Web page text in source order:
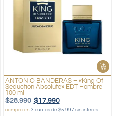
ANTONIO BANDERAS – «King Of
Seduction Absolute» EDT Hombre
100 ml
$28.990 $17.990
compra en 3 cuotas de $5.997 sin interés